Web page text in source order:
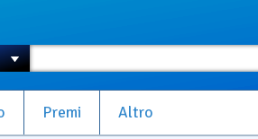
Premi Altro